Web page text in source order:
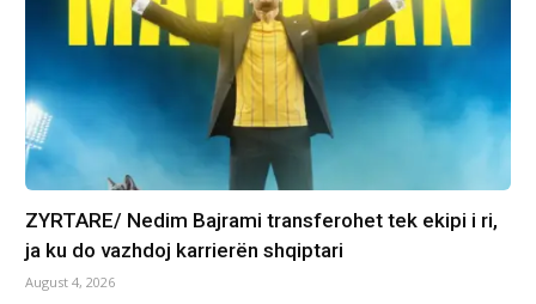
ZYRTARE/ Nedim Bajrami transferohet tek ekipi i ri,
ja ku do vazhdoj karrierën shqiptari
August 4, 2026